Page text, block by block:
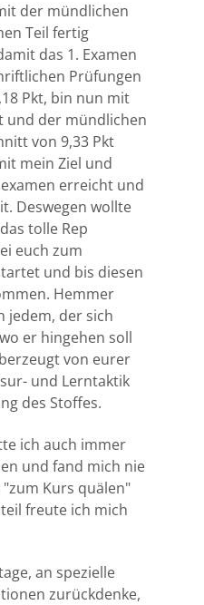
der mündlichen
Teil fertig
das 1. Examen
Prüfungen
Pkt, bin nun mit
und der mündlichen
von 9,33 Pkt
mein Ziel und
erreicht und
Deswegen wollte
tolle Rep
euch zum
und bis diesen
Hemmer
jedem, der sich
er hingehen soll
von eurer
und Lerntaktik
des Stoffes.
ich auch immer
und fand mich nie
Kurs quälen"
freute ich mich
an spezielle
zurückdenke,